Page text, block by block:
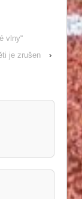
vlny“
je zrušen
›